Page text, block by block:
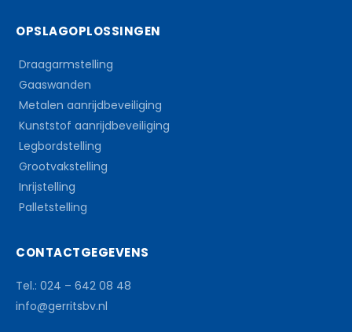
OPSLAGOPLOSSINGEN
Draagarmstelling
Gaaswanden
Metalen aanrijdbeveiliging
Kunststof aanrijdbeveiliging
Legbordstelling
Grootvakstelling
Inrijstelling
Palletstelling
CONTACTGEGEVENS
Tel.: 024 – 642 08 48
info@gerritsbv.nl